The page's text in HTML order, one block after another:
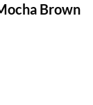
Brown